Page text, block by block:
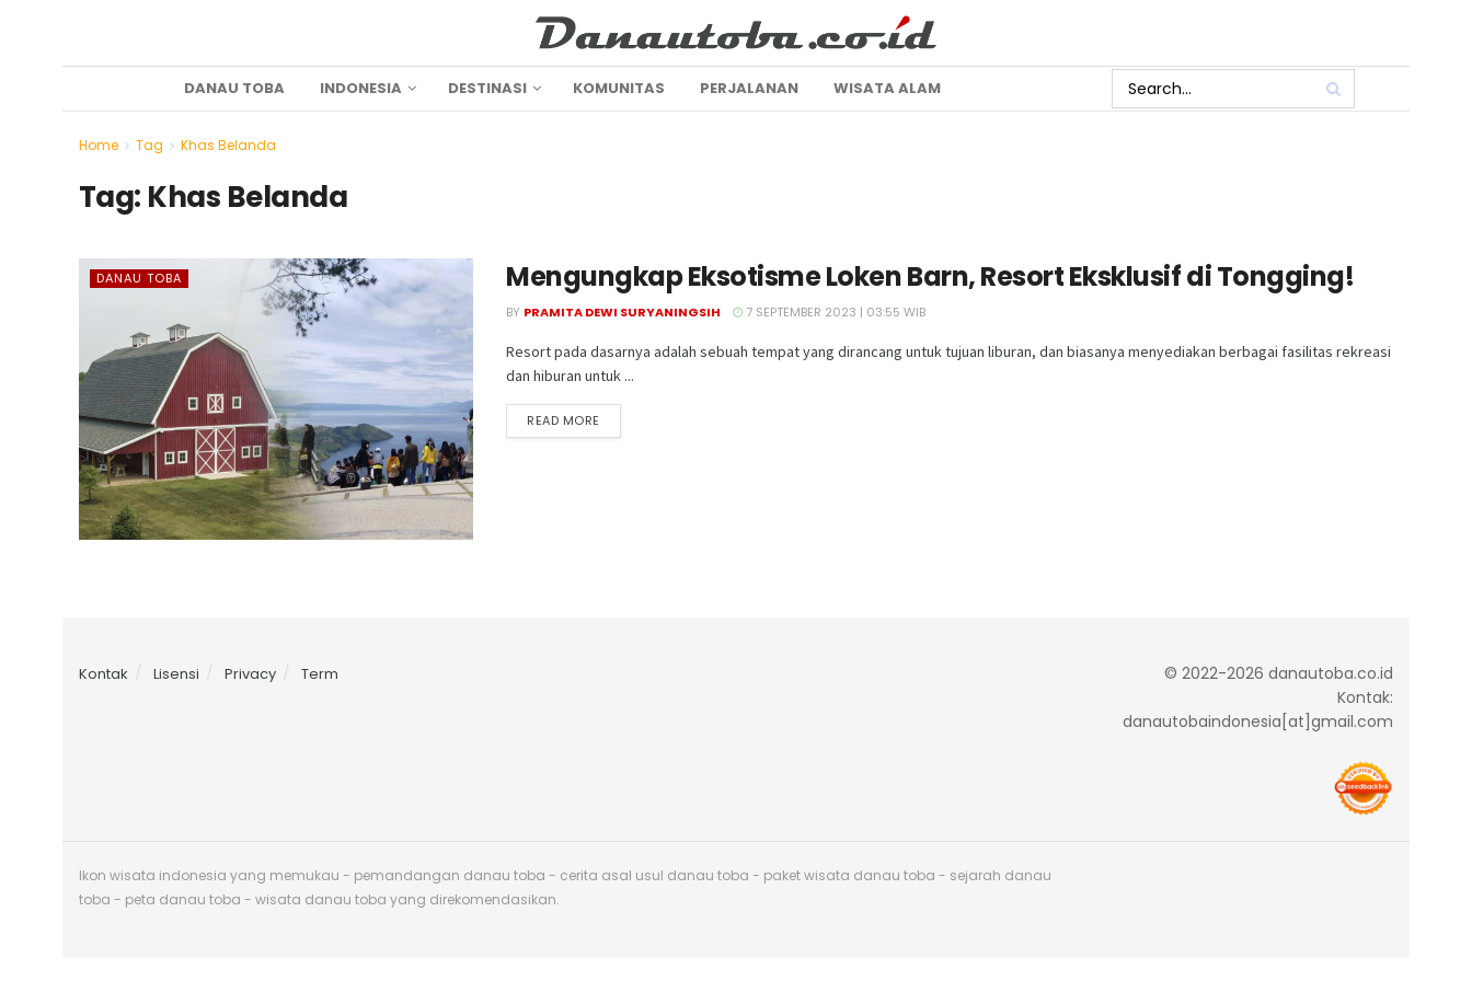
DANAU TOBA INDONESIA DESTINASI KOMUNITAS PERJALANAN WISATA ALAM
Home Tag Khas Belanda
Tag: Khas Belanda
DANAU TOBA Mengungkap Eksotisme Loken Barn, Resort Eksklusif di Tongging!
BY PRAMITA DEWI SURYANINGSIH 7 SEPTEMBER 2023 | 03:55 WIB
Resort pada dasarnya adalah sebuah tempat yang dirancang untuk tujuan liburan, dan biasanya menyediakan berbagai fasilitas rekreasi
dan hiburan untuk ...
READ MORE
Kontak Lisensi Privacy Term
© 2022-2026 danautoba.co.id
Kontak:
danautobaindonesia[at]gmail.com
Ikon wisata indonesia yang memukau - pemandangan danau toba - cerita asal usul danau toba - paket wisata danau toba - sejarah danau
toba - peta danau toba - wisata danau toba yang direkomendasikan.